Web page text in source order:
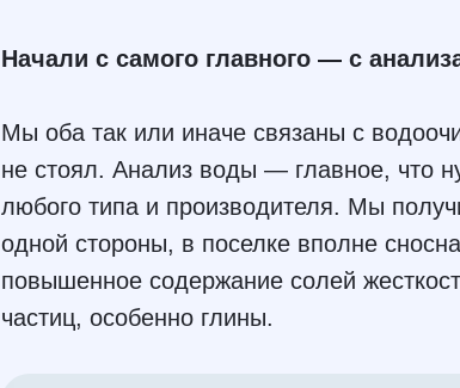
Начали с самого главного — с
Мы оба так или иначе связаны с
не стоял. Анализ воды — главное, что
любого типа и производителя. Мы
одной стороны, в поселке вполне
повышенное содержание солей
частиц, особенно глины.